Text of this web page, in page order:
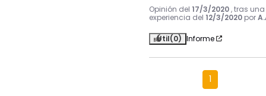
Opinión del 17/3/2020 , tras una
experiencia del 12/3/2020 por
Útil(0) Informe
1